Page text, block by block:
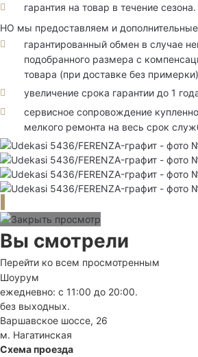
гарантия на товар в течение сезона.
НО мы предоставляем и дополнительные
гарантированный обмен в случае
подобранного размера с
товара (при доставке без примерки)
увеличение срока гарантии до 1
сервисное сопровождение
мелкого ремонта на весь срок
Вы смотрели
Перейти ко всем просмотренным
Шоурум
ежедневно: с 11:00 до 20:00.
без выходных.
Варшавское шоссе, 26
м. Нагатинская
Схема проезда